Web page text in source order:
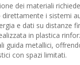
dei materiali
i sistemi
e dati su distanze
in plastica
guida metallici,
con spazi limitati.